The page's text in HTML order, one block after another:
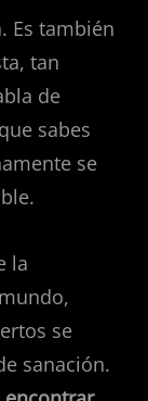
Es también
tan
de
sabes
se
la
se
sanación.